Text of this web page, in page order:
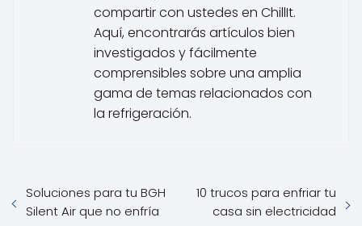
compartir con ustedes en ChillIt.
Aquí, encontrarás artículos bien
investigados y fácilmente
comprensibles sobre una amplia
gama de temas relacionados con
la refrigeración.
Soluciones para tu BGH
Silent Air que no enfría
10 trucos para enfriar tu
casa sin electricidad